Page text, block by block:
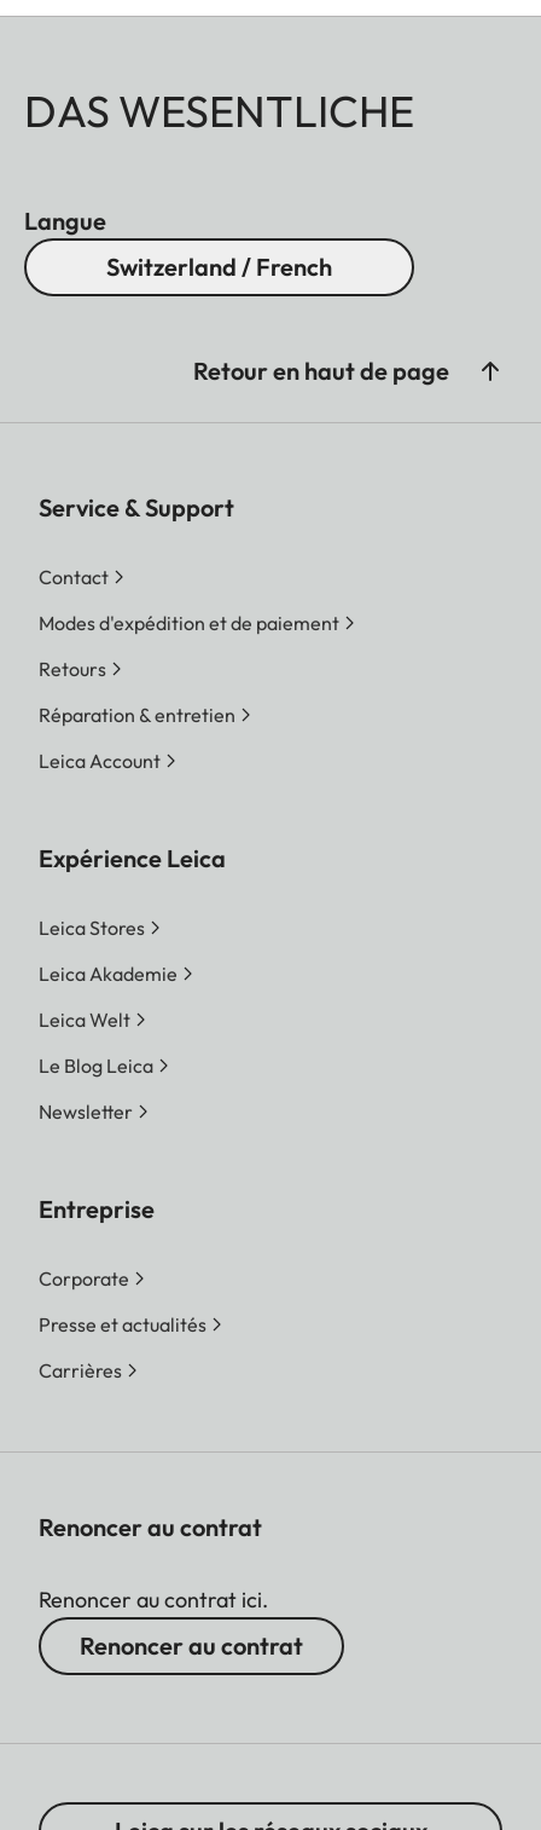
DAS WESENTLICHE
Langue
Switzerland / French
Retour en haut de page
Service & Support
Contact
Modes d'expédition et de paiement
Retours
Réparation & entretien
Leica Account
Expérience Leica
Leica Stores
Leica Akademie
Leica Welt
Le Blog Leica
Newsletter
Entreprise
Corporate
Presse et actualités
Carrières
Renoncer au contrat
Renoncer au contrat ici.
Renoncer au contrat